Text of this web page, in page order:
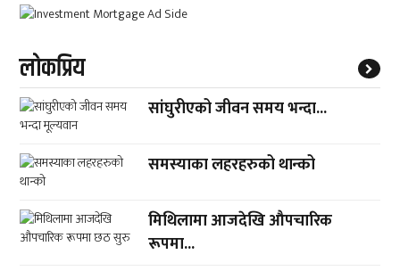
लाेकप्रिय
सांघुरीएको जीवन समय भन्दा...
समस्याका लहरहरुको थान्को
मिथिलामा आजदेखि औपचारिक
रूपमा...